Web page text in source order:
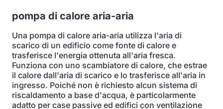
pompa di calore aria-aria
Una pompa di calore aria-aria utilizza l'aria di
scarico di un edificio come fonte di calore e
trasferisce l'energia ottenuta all'aria fresca.
Funziona con uno scambiatore di calore, che estrae
il calore dall'aria di scarico e lo trasferisce all'aria in
ingresso. Poiché non è richiesto alcun sistema di
riscaldamento a base d'acqua, è particolarmente
adatto per case passive ed edifici con ventilazione